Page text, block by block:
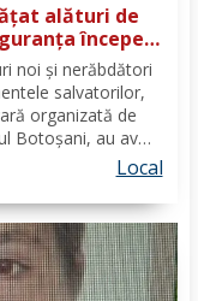
alături de
începe
noi și nerăbdători
salvatorilor,
organizată de
Botoșani, au avut
prevenirea
Local